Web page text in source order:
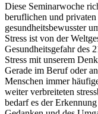
Diese Seminarwoche
beruflichen und privaten
gesundheitsbewusster
Stress ist von der
Gesundheitsgefahr des
Stress mit unserem
Gerade im Beruf oder
Menschen immer
weiter verbreiteten
bedarf es der